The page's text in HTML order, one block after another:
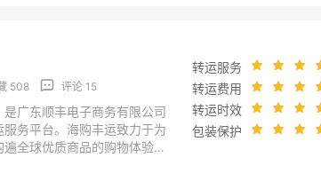
508 评论 15
广东顺丰电子商务有限公司
务平台。海购丰运致力于为
全球优质商品的购物体验。
转运服务
转运费用
转运时效
包装保护